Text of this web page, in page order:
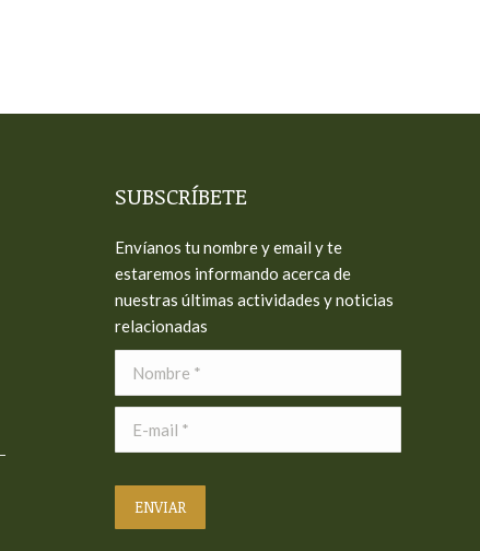
SUBSCRÍBETE
Envíanos tu nombre y email y te
estaremos informando acerca de
nuestras últimas actividades y noticias
relacionadas
Nombre *
E-mail *
ENVIAR